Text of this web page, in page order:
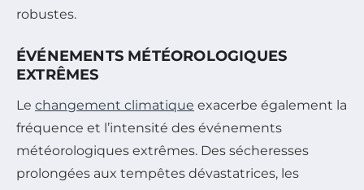
robustes.
ÉVÉNEMENTS MÉTÉOROLOGIQUES
EXTRÊMES
Le changement climatique exacerbe également la
fréquence et l’intensité des événements
météorologiques extrêmes. Des sécheresses
prolongées aux tempêtes dévastatrices, les